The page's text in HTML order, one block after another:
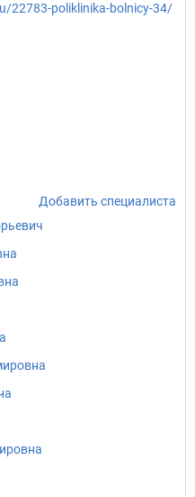
22783-poliklinika-bolnicy-34/
Добавить специалиста